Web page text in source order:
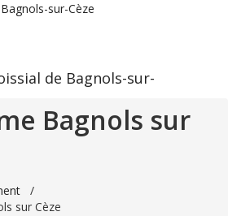
Bagnols sur
/
sur Cèze